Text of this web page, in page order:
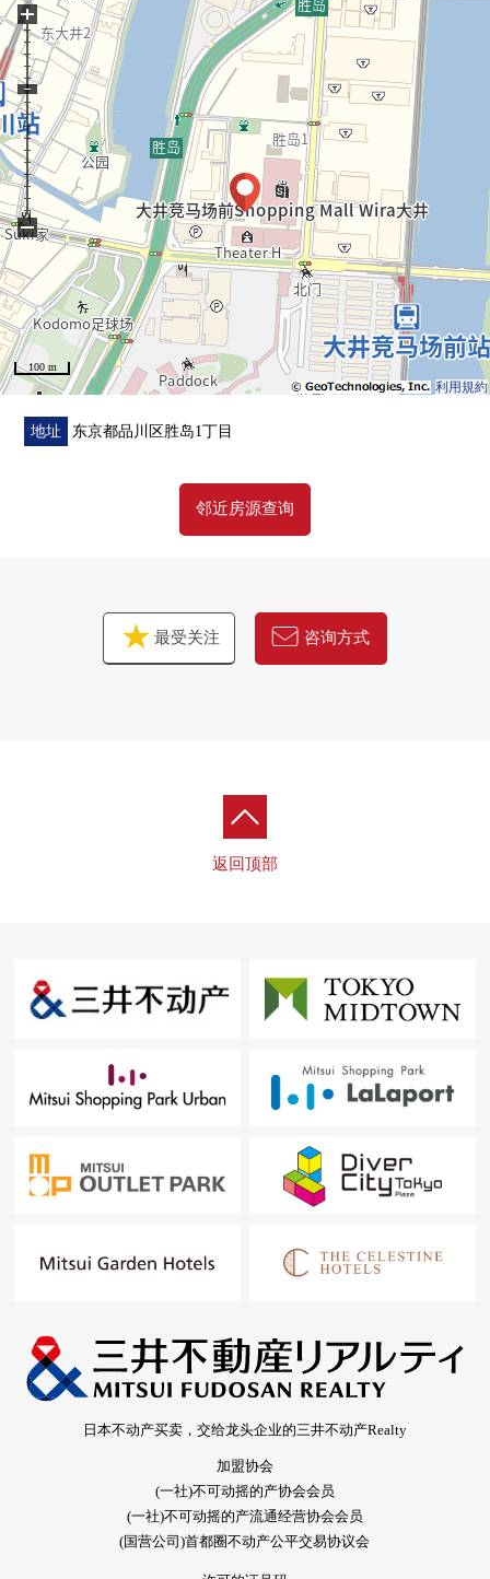
・实际使用面积：45.36平米
・阳光在朝西的房间良好
・通风关于采光房良好
・约13.0张塌塌米LDK
・约5.0张塌塌米西式房间
・能瞭望房间的开放式柜台厨房
・1216尺寸的整体卫浴
▼翻新内容(2026年4月完毕)
・地板换新
・墙，天花板Cross换新
・热水器交换(在再加热功能)
・盥洗台交换
・组合厨房交换
・门，门口收纳交换
・照明器具设置
・冲洗班次座次厕所更换
利用規約
100 m
+
−
地址 东京都品川区胜岛1丁目
邻近房源查询
最受关注 咨询方式
返回顶部
日本不动产买卖，交给龙头企业的三井不动产Realty
加盟协会
(一社)不可动摇的产协会会员
(一社)不可动摇的产流通经营协会会员
(国营公司)首都圈不动产公平交易协议会